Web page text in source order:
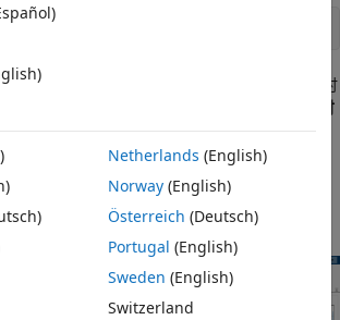
三个信号从
拖到信号表中。添加时
表中的三个信号，然后点击
时
Sample Rate and Start Time选项，并输入
率。有关详细信息，请参阅Edit Sample Rate
Information
中绘制前两个信号。
Netherlands (English)
Norway(English)
Österreich (Deutsch)
Portugal (English)
Sweden (English)
Switzerland